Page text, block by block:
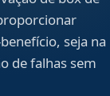
seja na
de falhas sem